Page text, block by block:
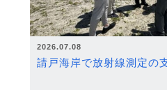
2026.07.08
請戸海岸で放射線測定の